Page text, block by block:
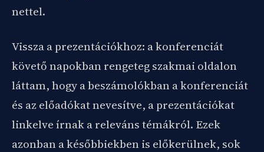
nettel.
Vissza a prezentációkhoz: a konferenciát
követő napokban rengeteg szakmai oldalon
láttam, hogy a beszámolókban a konferenciát
és az előadókat nevesítve, a prezentációkat
linkelve írnak a releváns témákról. Ezek
azonban a későbbiekben is előkerülnek, sok